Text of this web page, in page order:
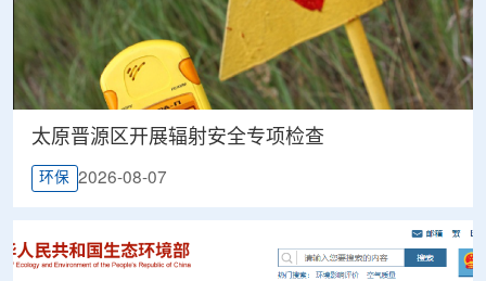
太原晋源区开展辐射安全专项检查
环保 2026-08-07